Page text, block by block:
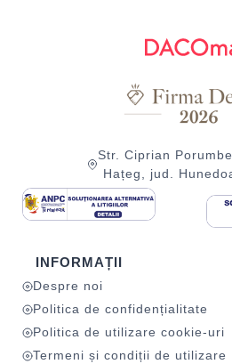
Str. Ciprian
Hațeg, jud.
INFORMAȚII
Despre noi
Politica de confidențialitate
Politica de utilizare cookie-uri
Termeni și condiții de utilizare